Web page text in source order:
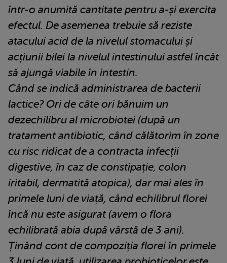
într-o anumită cantitate pentru a-și exercita
efectul. De asemenea trebuie să reziste
atacului acid de la nivelul stomacului și
acțiunii bilei la nivelul intestinului astfel încât
să ajungă viabile în intestin.
Când se indică administrarea de bacterii
lactice? Ori de câte ori bănuim un
dezechilibru al microbiotei (după un
tratament antibiotic, când călătorim în zone
cu risc ridicat de a contracta infecții
digestive, în caz de constipație, colon
iritabil, dermatită atopica), dar mai ales în
primele luni de viață, când echilibrul florei
încă nu este asigurat (avem o flora
echilibrată abia după vârstă de 3 ani).
Ținând cont de compoziția florei în primele